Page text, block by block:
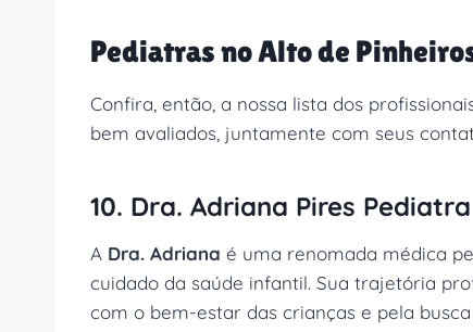
Pediatras no Alto de
Confira, então, a nossa lista dos
bem avaliados, juntamente com seus
10. Dra. Adriana Pires Pediatra
A Dra. Adriana é uma renomada médica
cuidado da saúde infantil. Sua trajetória
com o bem-estar das crianças e pela